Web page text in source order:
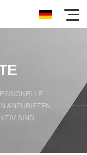
ANZUBIETEN,
SIND.